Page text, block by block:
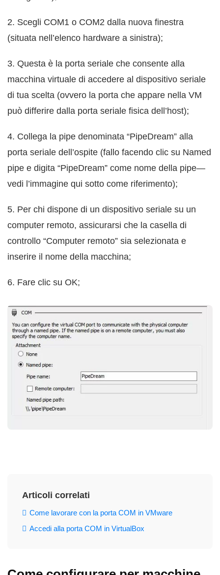
2. Scegli COM1 o COM2 dalla nuova finestra
(situata nell’elenco hardware a sinistra);
3. Questa è la porta seriale che consente alla
macchina virtuale di accedere al dispositivo seriale
di tua scelta (ovvero la porta che appare nella VM
può differire dalla porta seriale fisica dell’host);
4. Collega la pipe denominata “PipeDream” alla
porta seriale dell’ospite (fallo facendo clic su Named
pipe e digita “PipeDream” come nome della pipe—
vedi l’immagine qui sotto come riferimento);
5. Per chi dispone di un dispositivo seriale su un
computer remoto, assicurarsi che la casella di
controllo “Computer remoto” sia selezionata e
inserire il nome della macchina;
6. Fare clic su OK;
Articoli correlati
Come lavorare con la porta COM in VMware
Accedi alla porta COM in VirtualBox